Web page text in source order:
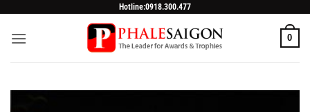
content
Hotline:0918.300.477
0